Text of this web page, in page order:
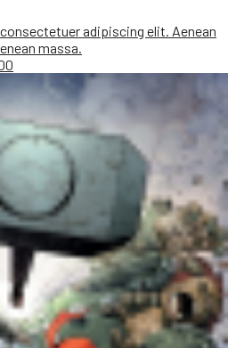
adipiscing elit. Aenean
massa.